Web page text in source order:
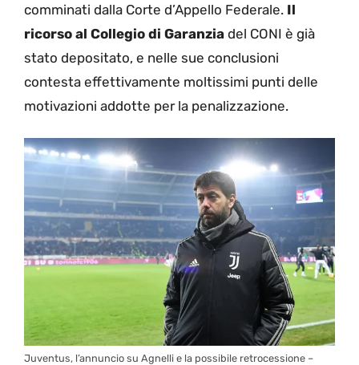
comminati dalla Corte d’Appello Federale. Il
ricorso al Collegio di Garanzia del CONI è già
stato depositato, e nelle sue conclusioni
contesta effettivamente moltissimi punti delle
motivazioni addotte per la penalizzazione.
Juventus, l’annuncio su Agnelli e la possibile retrocessione –